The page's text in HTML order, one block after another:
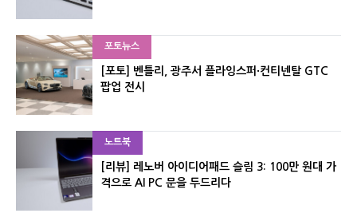
포토뉴스
[포토] 벤틀리, 광주서 플라잉스퍼·컨티넨탈 GTC
팝업 전시
노트북
[리뷰] 레노버 아이디어패드 슬림 3: 100만 원대 가
격으로 AI PC 문을 두드리다